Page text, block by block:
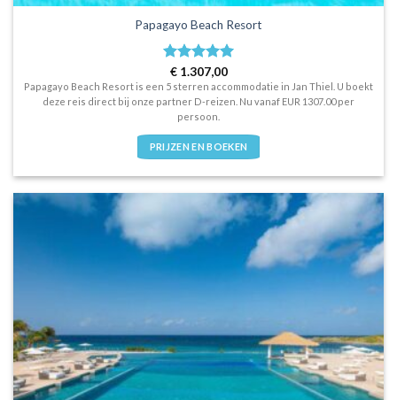
Papagayo Beach Resort
Waardering
5uit 5
€1.307,00
Papagayo Beach Resort is een 5 sterren accommodatie in Jan Thiel. U boekt
deze reis direct bij onze partner D-reizen. Nu vanaf EUR 1307.00 per
persoon.
PRIJZEN EN BOEKEN